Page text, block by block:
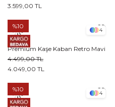
3.599,00 TL
4
Premium Kaşe Kaban Retro Mavi
4.049,00 TL
4.499,00 TL
%10
4
%10